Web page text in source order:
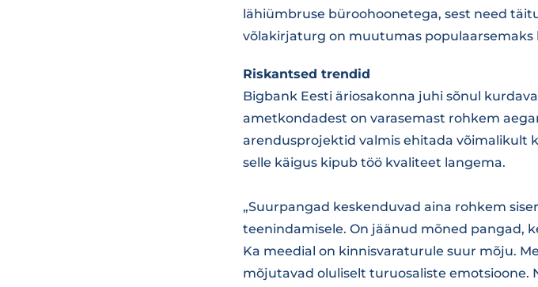
lähiümbruse büroohoonetega, sest need
võlakirjaturg on muutumas populaarsemaks
Riskantsed trendid
Bigbank Eesti äriosakonna juhi sõnul
ametkondadest on varasemast rohkem
arendusprojektid valmis ehitada võimalikult
selle käigus kipub töö kvaliteet langema.
„Suurpangad keskenduvad aina rohkem
teenindamisele. On jäänud mõned pangad,
Ka meedial on kinnisvaraturule suur mõju.
mõjutavad oluliselt turuosaliste emotsioone.